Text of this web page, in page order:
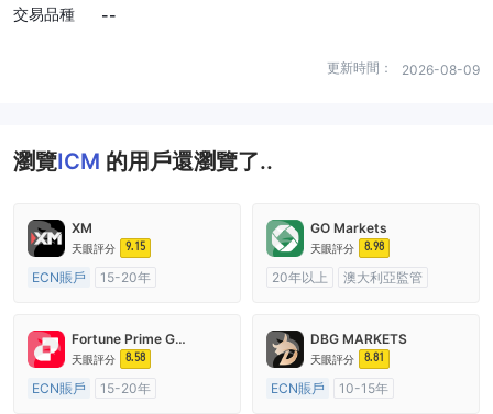
交易品種
--
更新時間： 2026-08-09
瀏覽ICM 的用戶還瀏覽了..
XM
天眼評分 9.15
ECN賬戶
15-20年
主標MT4
GO Markets
天眼評分 8.98
20年以上
澳大利亞監管
Fortune Prime Global
天眼評分 8.58
ECN賬戶
15-20年
DBG MARKETS
天眼評分 8.81
ECN賬戶
10-15年